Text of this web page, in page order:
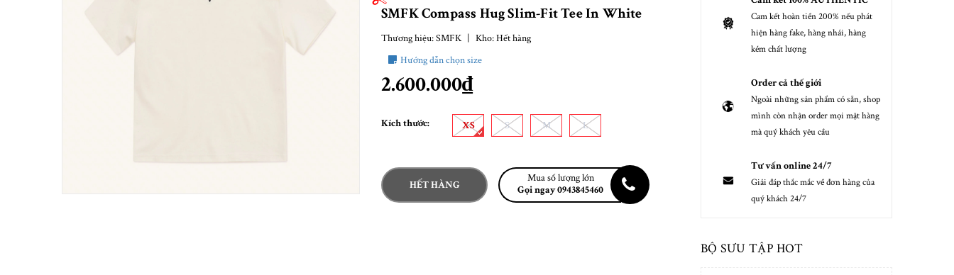
SMFK Compass Hug Slim-Fit Tee In White
Thương hiệu:SMFK | Kho:Hết hàng
Hướng dẫn chọn size
2.600.000₫
Kích thước: XS S M L
HẾT HÀNG
Mua số lượng lớn
Gọi ngay 0943845460
Cam kết hoàn tiền 200% nếu phát
hiện hàng fake, hàng nhái, hàng
kém chất lượng
Order cả thế giới
Ngoài những sản phẩm có sẵn, shop
mình còn nhận order mọi mặt hàng
mà quý khách yêu cầu
Tư vấn online 24/7
Giải đáp thắc mắc về đơn hàng của
quý khách 24/7
BỘ SƯU TẬP HOT